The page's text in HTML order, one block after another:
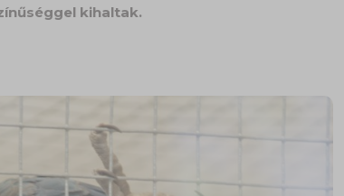
kihaltak.